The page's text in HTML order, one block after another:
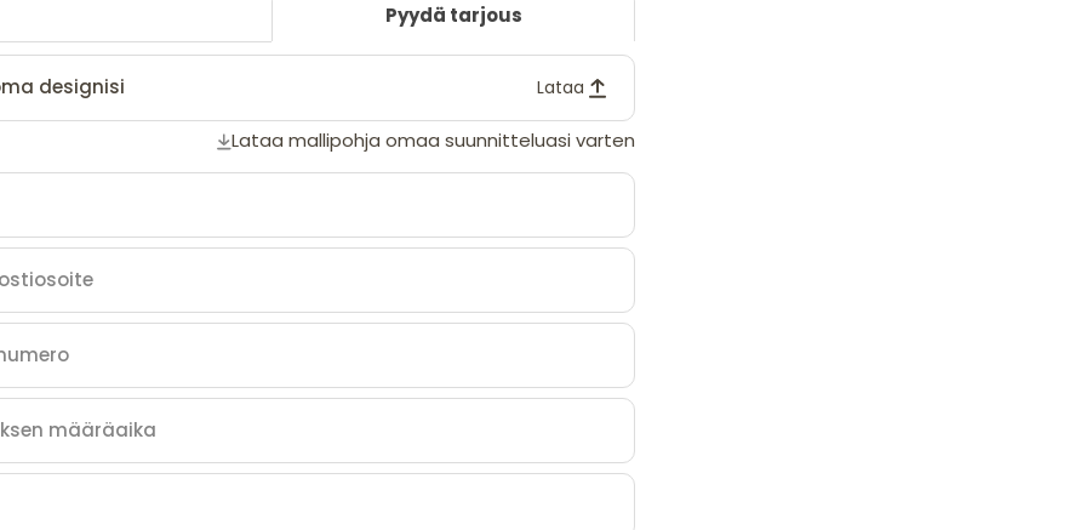
Pyydä tarjous
designisi Lataa
Lataa mallipohja omaa suunnitteluasi varten